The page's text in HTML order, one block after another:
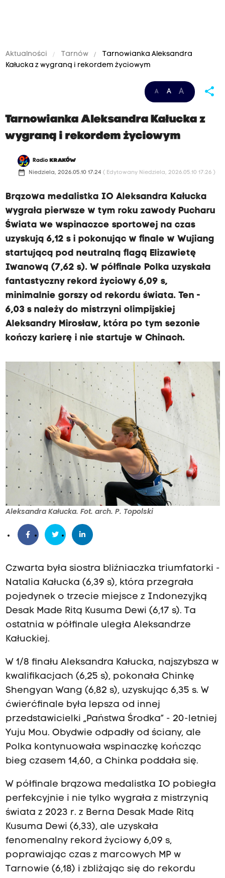
Aktualności Tarnów
Tarnowianka Aleksandra
Kałucka z wygraną i rekordem życiowym
A A A share
Tarnowianka Aleksandra Kałucka z
wygraną i rekordem życiowym
Radio KRAKÓW
date_range Niedziela, 2026.05.10 17:24 ( Edytowany Niedziela, 2026.05.10 17:26 )
Brązowa medalistka IO Aleksandra Kałucka
wygrała pierwsze w tym roku zawody Pucharu
Świata we wspinaczce sportowej na czas
uzyskują 6,12 s i pokonując w finale w Wujiang
startującą pod neutralną flagą Elizawietę
Iwanową (7,62 s). W półfinale Polka uzyskała
fantastyczny rekord życiowy 6,09 s,
minimalnie gorszy od rekordu świata. Ten -
6,03 s należy do mistrzyni olimpijskiej
Aleksandry Mirosław, która po tym sezonie
kończy karierę i nie startuje w Chinach.
Aleksandra Kałucka. Fot. arch. P. Topolski
Czwarta była siostra bliźniaczka triumfatorki -
Natalia Kałucka (6,39 s), która przegrała
pojedynek o trzecie miejsce z Indonezyjką
Desak Made Ritą Kusuma Dewi (6,17 s). Ta
ostatnia w półfinale uległa Aleksandrze
Kałuckiej.
W 1/8 finału Aleksandra Kałucka, najszybsza w
kwalifikacjach (6,25 s), pokonała Chinkę
Shengyan Wang (6,82 s), uzyskując 6,35 s. W
ćwierćfinale była lepsza od innej
przedstawicielki „Państwa Środka” - 20-letniej
Yuju Mou. Obydwie odpadły od ściany, ale
Polka kontynuowała wspinaczkę kończąc
bieg czasem 14,60, a Chinka poddała się.
W półfinale brązowa medalistka IO pobiegła
perfekcyjnie i nie tylko wygrała z mistrzynią
świata z 2023 r. z Berna Desak Made Ritą
Kusuma Dewi (6,33), ale uzyskała
fenomenalny rekord życiowy 6,09 s,
poprawiając czas z marcowych MP w
Tarnowie (6,18) i zbliżając się do rekordu